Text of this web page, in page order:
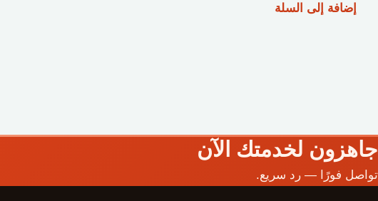
هو:
هو:
إضافة إلى السلة
جاهزون لخدمتك الآن
تواصل فورًا — رد سريع.